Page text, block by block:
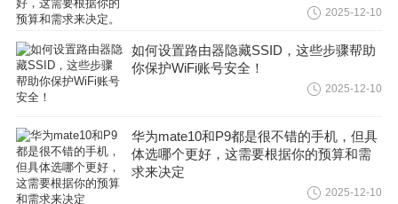
2025-12-10
如何设置路由器隐藏SSID，这些步骤帮助
你保护WiFi账号安全！
2025-12-10
华为mate10和P9都是很不错的手机，但具
体选哪个更好，这需要根据你的预算和需
求来决定
2025-12-10